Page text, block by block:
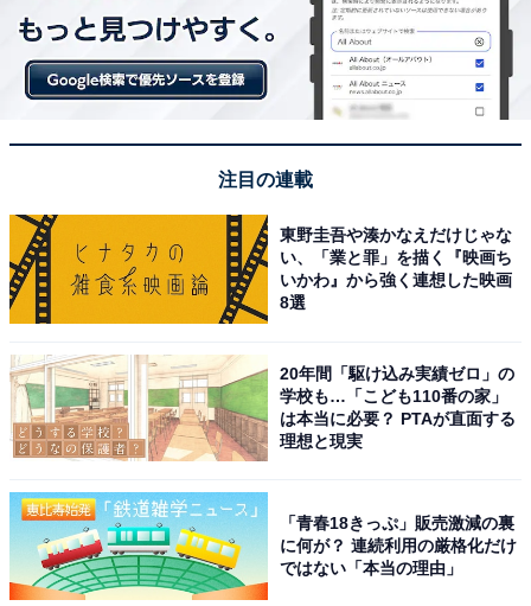
「白鷺城」とも呼ばれる名城を背景に、ソメイヨシノや
シダレザクラなど約1000本の桜が咲き乱れます。西の丸
庭園や三の丸広場など、お城の白と桜のピンクが織りな
すコントラストは、日本を代表する絶景といえるでしょ
う。
「天守閣と桜が合いそうだから」（60代男性／愛知
県）
「白鷺城と称される美しい天守と満開の桜が織りな
す優雅な景観を楽しめる点にあります。白い城壁と
ふれる絶景を堪能できるためです」（30代男性／埼
玉県）
注目の連載
東野圭吾や湊かなえだけじゃな
い、「業と罪」を描く『映画ち
いかわ』から強く連想した映画
8選
20年間「駆け込み実績ゼロ」の
学校も…「こども110番の家」
は本当に必要？ PTAが直面する
理想と現実
「青春18きっぷ」販売激減の裏
に何が？ 連続利用の厳格化だけ
ではない「本当の理由」